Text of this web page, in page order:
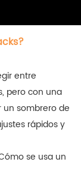
entre
pero con una
un sombrero de
rápidos y
se usa un